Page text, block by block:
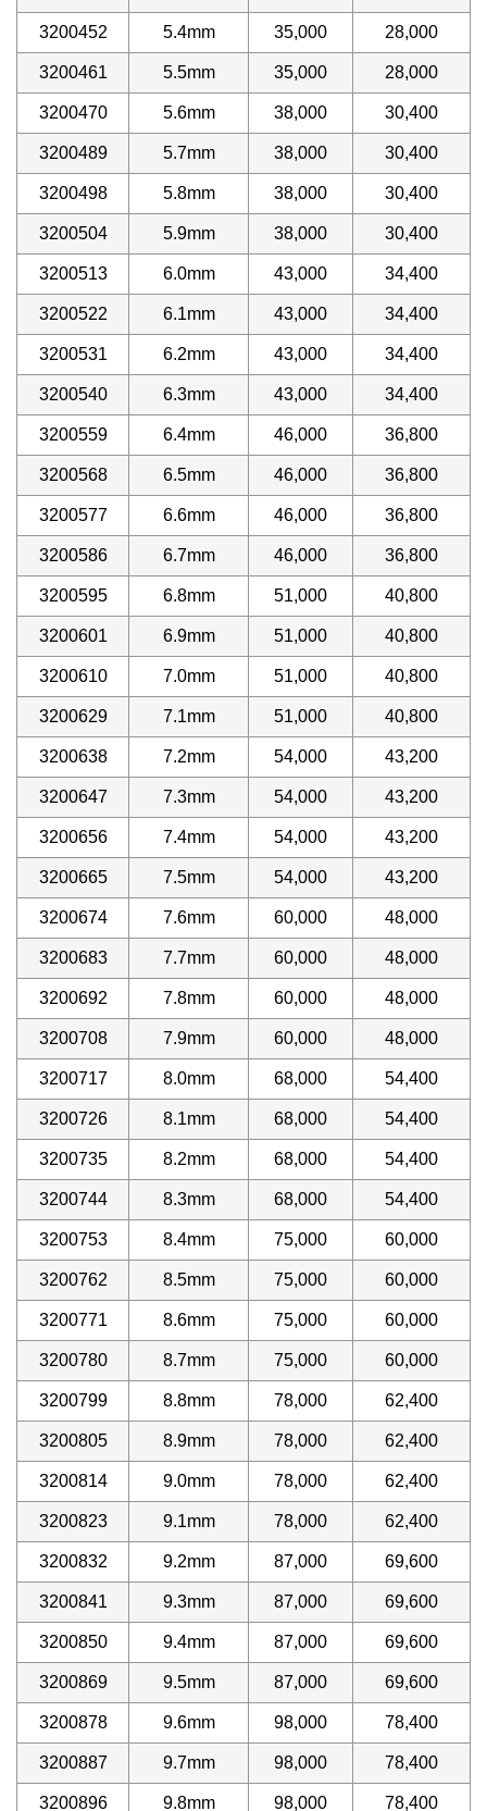
3200452 5.4mm 35,000 28,000
3200461 5.5mm 35,000 28,000
3200470 5.6mm 38,000 30,400
3200489 5.7mm 38,000 30,400
3200498 5.8mm 38,000 30,400
3200504 5.9mm 38,000 30,400
3200513 6.0mm 43,000 34,400
3200522 6.1mm 43,000 34,400
3200531 6.2mm 43,000 34,400
3200540 6.3mm 43,000 34,400
3200559 6.4mm 46,000 36,800
3200568 6.5mm 46,000 36,800
3200577 6.6mm 46,000 36,800
3200586 6.7mm 46,000 36,800
3200595 6.8mm 51,000 40,800
3200601 6.9mm 51,000 40,800
3200610 7.0mm 51,000 40,800
3200629 7.1mm 51,000 40,800
3200638 7.2mm 54,000 43,200
3200647 7.3mm 54,000 43,200
3200656 7.4mm 54,000 43,200
3200665 7.5mm 54,000 43,200
3200674 7.6mm 60,000 48,000
3200683 7.7mm 60,000 48,000
3200692 7.8mm 60,000 48,000
3200708 7.9mm 60,000 48,000
3200717 8.0mm 68,000 54,400
3200726 8.1mm 68,000 54,400
3200735 8.2mm 68,000 54,400
3200744 8.3mm 68,000 54,400
3200753 8.4mm 75,000 60,000
3200762 8.5mm 75,000 60,000
3200771 8.6mm 75,000 60,000
3200780 8.7mm 75,000 60,000
3200799 8.8mm 78,000 62,400
3200805 8.9mm 78,000 62,400
3200814 9.0mm 78,000 62,400
3200823 9.1mm 78,000 62,400
3200832 9.2mm 87,000 69,600
3200841 9.3mm 87,000 69,600
3200850 9.4mm 87,000 69,600
3200869 9.5mm 87,000 69,600
3200878 9.6mm 98,000 78,400
3200887 9.7mm 98,000 78,400
3200896 9.8mm 98,000 78,400